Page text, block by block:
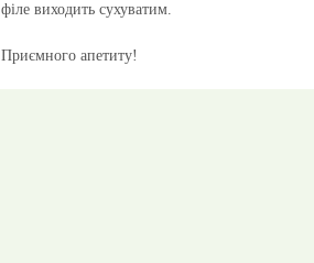
філе виходить сухуватим.
Приємного апетиту!